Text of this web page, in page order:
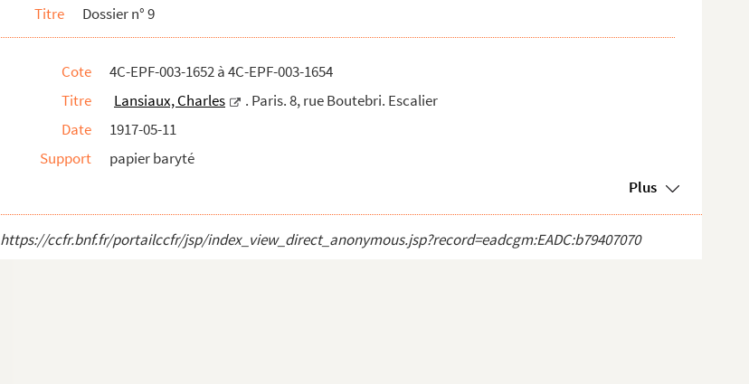
Titre Dossier n° 9
Cote
4C-EPF-003-1652 à 4C-EPF-003-1654
Titre
Lansiaux, Charles
. Paris. 8, rue Boutebri. Escalier
Date
1917-05-11
Support
papier baryté
Plus
https://ccfr.bnf.fr/portailccfr/jsp/index_view_direct_anonymous.jsp?record=eadcgm:EADC:b79407070